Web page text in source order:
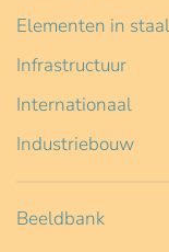
Elementen in staal
Infrastructuur
Internationaal
Industriebouw
Beeldbank